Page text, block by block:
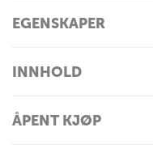
EGENSKAPER
INNHOLD
ÅPENT KJØP